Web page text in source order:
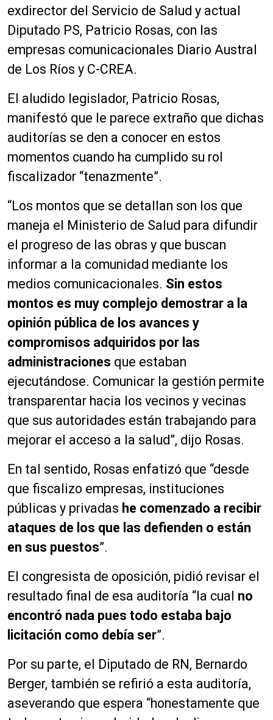
exdirector del Servicio de Salud y actual
Diputado PS, Patricio Rosas, con las
empresas comunicacionales Diario Austral
de Los Ríos y C-CREA.
El aludido legislador, Patricio Rosas,
manifestó que le parece extraño que dichas
auditorías se den a conocer en estos
momentos cuando ha cumplido su rol
fiscalizador “tenazmente”.
“Los montos que se detallan son los que
maneja el Ministerio de Salud para difundir
el progreso de las obras y que buscan
informar a la comunidad mediante los
medios comunicacionales. Sin estos
montos es muy complejo demostrar a la
opinión pública de los avances y
compromisos adquiridos por las
administraciones que estaban
ejecutándose. Comunicar la gestión permite
transparentar hacia los vecinos y vecinas
que sus autoridades están trabajando para
mejorar el acceso a la salud”, dijo Rosas.
En tal sentido, Rosas enfatizó que “desde
que fiscalizo empresas, instituciones
públicas y privadas he comenzado a recibir
ataques de los que las defienden o están
en sus puestos”.
El congresista de oposición, pidió revisar el
resultado final de esa auditoría “la cual no
encontró nada pues todo estaba bajo
licitación como debía ser”.
Por su parte, el Diputado de RN, Bernardo
Berger, también se refirió a esta auditoría,
aseverando que espera “honestamente que